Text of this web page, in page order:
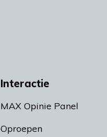
Interactie
MAX Opinie Panel
Oproepen